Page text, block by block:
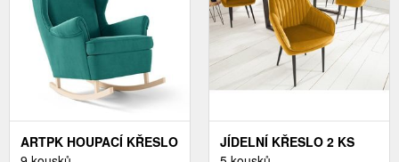
ARTPK HOUPACÍ KŘESLO
JÍDELNÍ KŘESLO 2 KS